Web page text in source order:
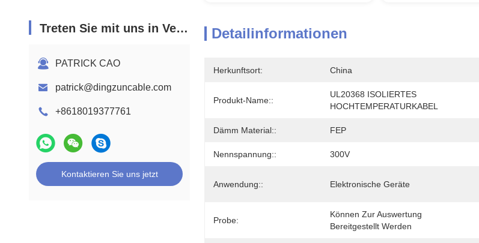
Treten Sie mit uns in Verbindung
PATRICK CAO
patrick@dingzuncable.com
+8618019377761
Kontaktieren Sie uns jetzt
Detailinformationen
Herkunftsort: China
Produkt-Name::
UL20368 ISOLIERTES
HOCHTEMPERATURKABEL
Dämm Material:: FEP
Nennspannung:: 300V
Anwendung:: Elektronische Geräte
Probe:
Können Zur Auswertung
Bereitgestellt Werden